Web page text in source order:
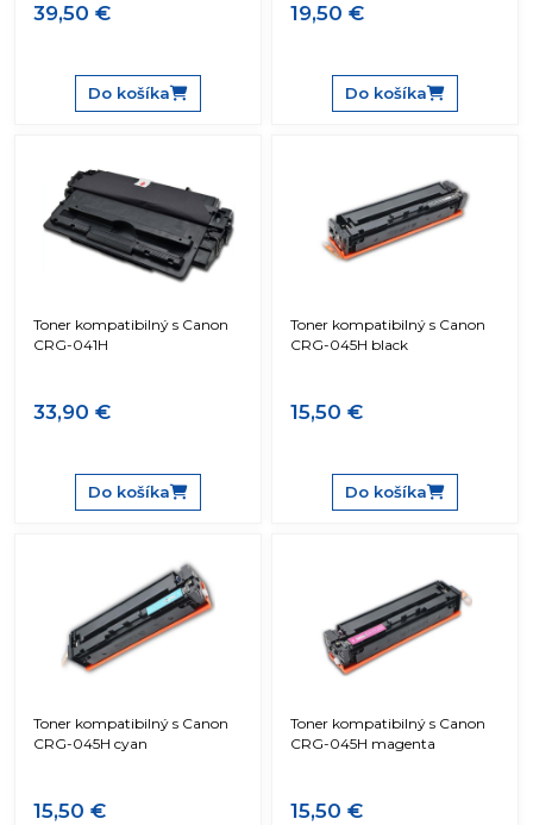
39,50 €
Do košíka
19,50 €
Do košíka
Toner kompatibilný s Canon
CRG-041H
33,90 €
Do košíka
Toner kompatibilný s Canon
CRG-045H black
15,50 €
Do košíka
Toner kompatibilný s Canon
CRG-045H cyan
15,50 €
Toner kompatibilný s Canon
CRG-045H magenta
15,50 €